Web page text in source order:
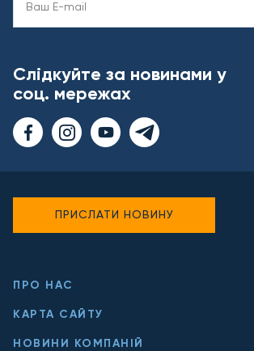
Слідкуйте за новинами у
соц. мережах
ПРО НАС
КАРТА САЙТУ
НОВИНИ КОМПАНІЙ
ПРИСЛАТИ НОВИНУ